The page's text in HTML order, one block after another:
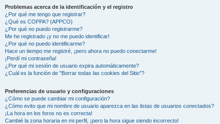
Problemas acerca de la identificación y el registro
¿Por qué me tengo que registrar?
¿Qué es COPPA? (APPCO)
¿Por qué no puedo registrarme?
Me he registrado ¡y no me puedo identificar!
¿Por qué no puedo identificarme?
Hace un tiempo me registré, ¡pero ahora no puedo conectarme!
¡Perdí mi contraseña!
¿Por qué mi sesión de usuario expira automáticamente?
¿Cuál es la función de "Borrar todas las cookies del Sitio"?
Preferencias de usuario y configuraciones
¿Cómo se puede cambiar mi configuración?
¿Cómo evito que mi nombre de usuario aparezca en las listas de usuarios conectados?
¡La hora en los foros no es correcta!
Cambié la zona horaria en mi perfil, ¡pero la hora sigue siendo incorrecto!